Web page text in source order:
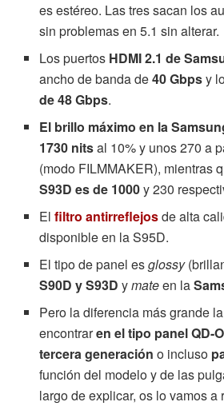
es estéreo. Las tres sacan los
sin problemas en 5.1 sin alterar.
Los puertos HDMI 2.1 de
ancho de banda de40 Gbpsy
de 48 Gbps.
El brillo máximo en la
1730 nitsal 10% y unos 270 a
(modo FILMMAKER), mientras
S93D es de 1000y 230
Elfiltro antirreflejosde alta
disponible en la S95D.
El tipo de panel esglossy
S90D y S93D ymateen la
Pero la diferencia más grande
encontraren el tipo panel QD-
tercera generacióno incluso
función del modelo y de las
largo de explicar, os lo vamos a